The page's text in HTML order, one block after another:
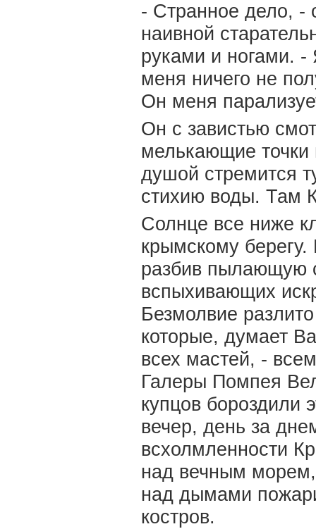
- Странное дело, -
наивной
руками и ногами. -
меня ничего не
Он меня
Он с завистью
мелькающие
душой стремится
стихию воды. Там
Солнце все ниже
крымскому
разбив пылающую
вспыхивающих
Безмолвие
которые, думает
всех мастей, -
Галеры Помпея
купцов бороздили
вечер, день за
всхолмленности
над вечным
над дымами
костров.